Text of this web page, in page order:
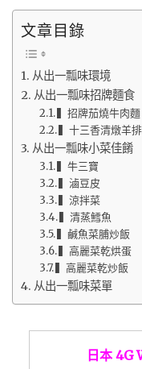
文章目錄
从出一瓢味環境
从出一瓢味招牌麵食
▍招牌茄燒牛肉麵
▍十三香清燉羊
从出一瓢味小菜佳餚
▍牛三寶
▍滷豆皮
▍涼拌菜
▍清蒸鱈魚
▍鹹魚菜脯炒飯
▍高麗菜乾烘蛋
▍高麗菜乾炒飯
从出一瓢味菜單
日本 4G